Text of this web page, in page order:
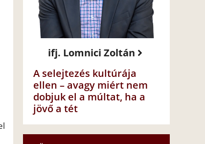
ifj. Lomnici Zoltán
A selejtezés kultúrája
ellen – avagy miért nem
dobjuk el a múltat, ha a
jövő a tét